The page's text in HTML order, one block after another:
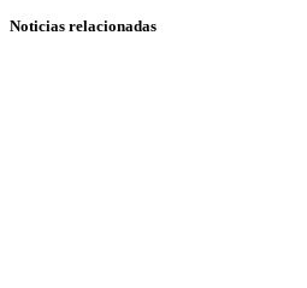
Noticias relacionadas